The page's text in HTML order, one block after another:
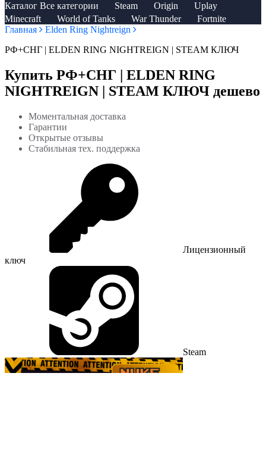
Каталог Все категории Steam Origin
Uplay
Minecraft
World of Tanks War Thunder
Fortnite
Главная
Elden Ring Nightreign
РФ+СНГ | ELDEN RING NIGHTREIGN | STEAM КЛЮЧ
Купить РФ+СНГ | ELDEN RING
NIGHTREIGN | STEAM КЛЮЧ дешево
Моментальная доставка
Гарантии
Открытые отзывы
Стабильная тех. поддержка
Лицензионный
ключ
Steam